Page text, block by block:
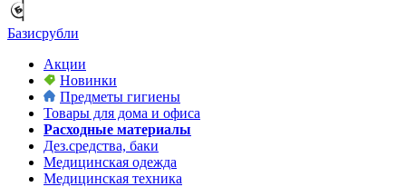
Базисрубли
Акции
Новинки
Предметы гигиены
Товары для дома и офиса
Расходные материалы
Дез.средства, баки
Медицинская одежда
Медицинская техника